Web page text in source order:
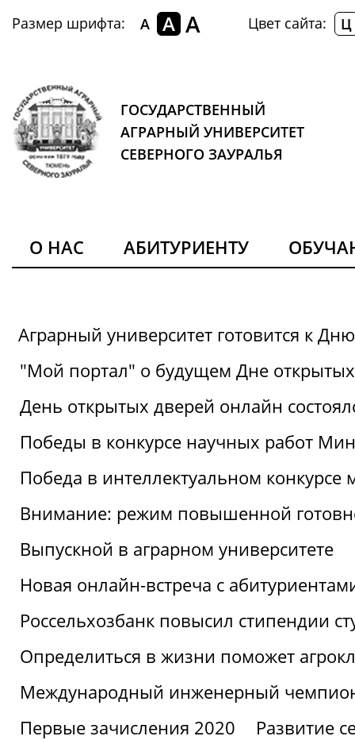
Размер шрифта: A A A Цвет сайта: Ц
ГОСУДАРСТВЕННЫЙ
АГРАРНЫЙ УНИВЕРСИТЕТ
СЕВЕРНОГО ЗАУРАЛЬЯ
О НАС АБИТУРИЕНТУ
Аграрный университет готовится к
"Мой портал" о будущем Дне
День открытых дверей онлайн
Победы в конкурсе научных работ
Победа в интеллектуальном конкурсе
Внимание: режим повышенной
Выпускной в аграрном университете
Новая онлайн-встреча с
Россельхозбанк повысил стипендии
Определиться в жизни поможет
Международный инженерный
Первые зачисления 2020
Развитие